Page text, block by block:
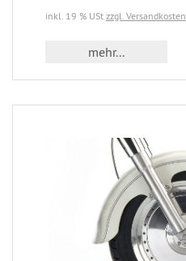
inkl. 19 % USt zzgl. Versandkosten
mehr...